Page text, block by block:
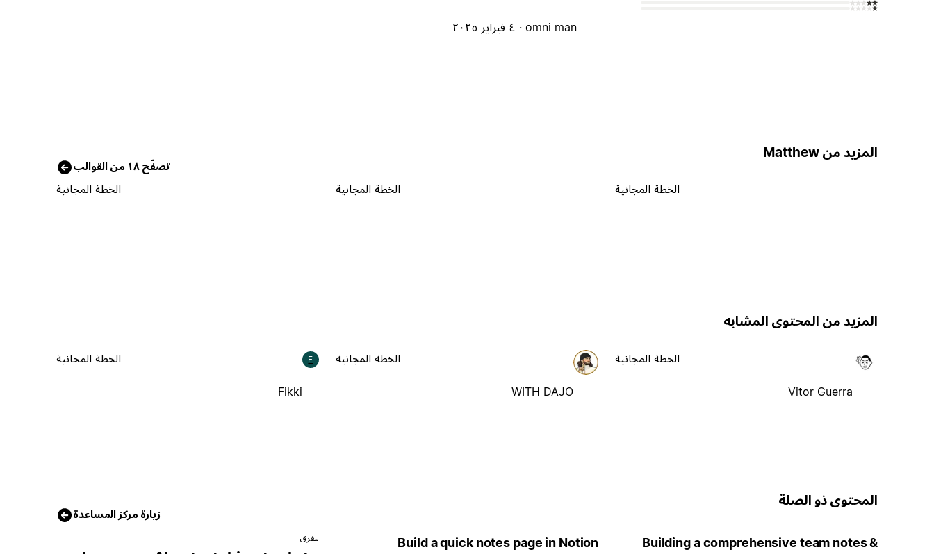
omni man · ٤ فبراير ٢٠٢٥
المزيد من Matthew
تصفّح ١٨ من القوالب
الخطة المجانية الخطة المجانية الخطة المجانية
المزيد من المحتوى المشابه
Vitor Guerra
الخطة المجانية
WITH DAJO
الخطة المجانية F
Fikki
الخطة المجانية
المحتوى ذو الصلة
زيارة مركز المساعدة
Building a comprehensive team notes &
Build a quick notes page in Notion للفرق